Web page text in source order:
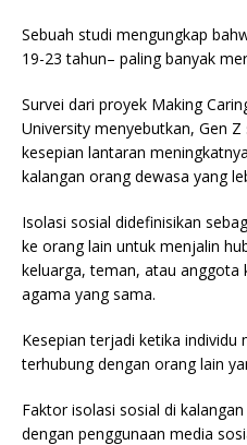
Sebuah studi mengungkap
19-23 tahun– paling banyak
Survei dari proyek Making
University menyebutkan, Gen
kesepian lantaran
kalangan orang dewasa yang
Isolasi sosial didefinisikan
ke orang lain untuk menjalin
keluarga, teman, atau
agama yang sama.
Kesepian terjadi ketika individu
terhubung dengan orang lain
Faktor isolasi sosial di
dengan penggunaan media